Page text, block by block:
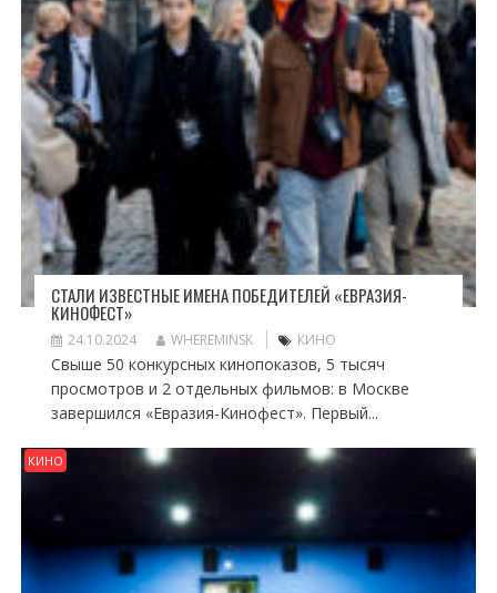
СТАЛИ ИЗВЕСТНЫЕ ИМЕНА ПОБЕДИТЕЛЕЙ «ЕВРАЗИЯ-
КИНОФЕСТ»
24.10.2024 WHEREMINSK КИНО
Свыше 50 конкурсных кинопоказов, 5 тысяч
просмотров и 2 отдельных фильмов: в Москве
завершился «Евразия-Кинофест». Первый...
КИНО